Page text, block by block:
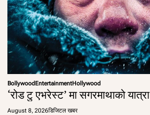
Bollywood EntertainmentHollywood
‘रोड टु एभरेस्ट’ मा सगरमाथाको यात्रा
August 8, 2026डिजिटल खबर